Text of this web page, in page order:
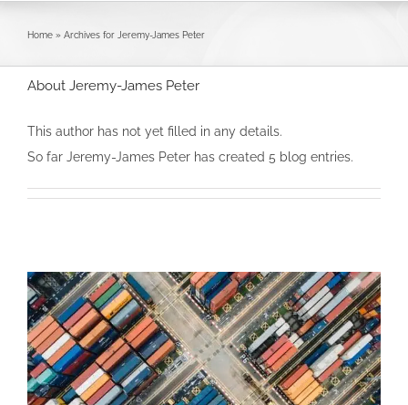
Home » Archives for Jeremy-James Peter
About Jeremy-James Peter
This author has not yet filled in any details.
So far Jeremy-James Peter has created 5 blog entries.